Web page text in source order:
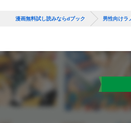
漫画無料試し読みならdブック 男性向けラ